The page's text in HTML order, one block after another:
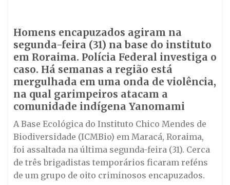
Homens encapuzados agiram na
segunda-feira (31) na base do instituto
em Roraima. Polícia Federal investiga o
caso. Há semanas a região está
mergulhada em uma onda de violência,
na qual garimpeiros atacam a
comunidade indígena Yanomami
A Base Ecológica do Instituto Chico Mendes de
Biodiversidade (ICMBio) em Maracá, Roraima,
foi assaltada na última segunda-feira (31). Cerca
de três brigadistas temporários ficaram reféns
de um grupo de oito criminosos encapuzados.